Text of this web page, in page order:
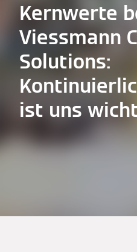
Kernwerte
Viessmann
Solutions:
ist uns